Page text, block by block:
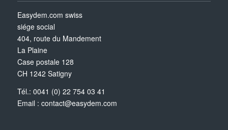
Easydem.com swiss
siége social
404, route du Mandement
La Plaine
Case postale 128
CH 1242 Satigny
Tél.: 0041 (0) 22 754 03 41
Email : contact@easydem.com